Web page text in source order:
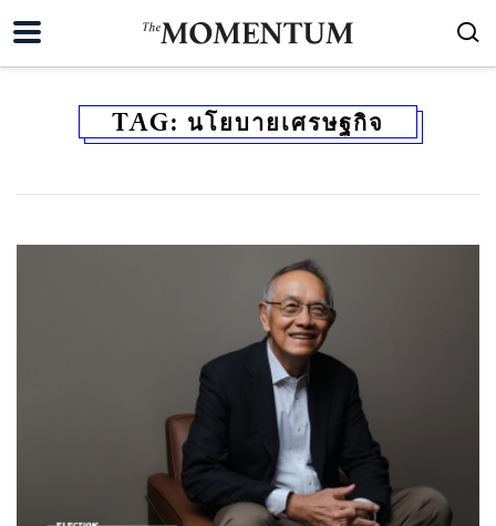
TAG: นโยบายเศรษฐกิจ